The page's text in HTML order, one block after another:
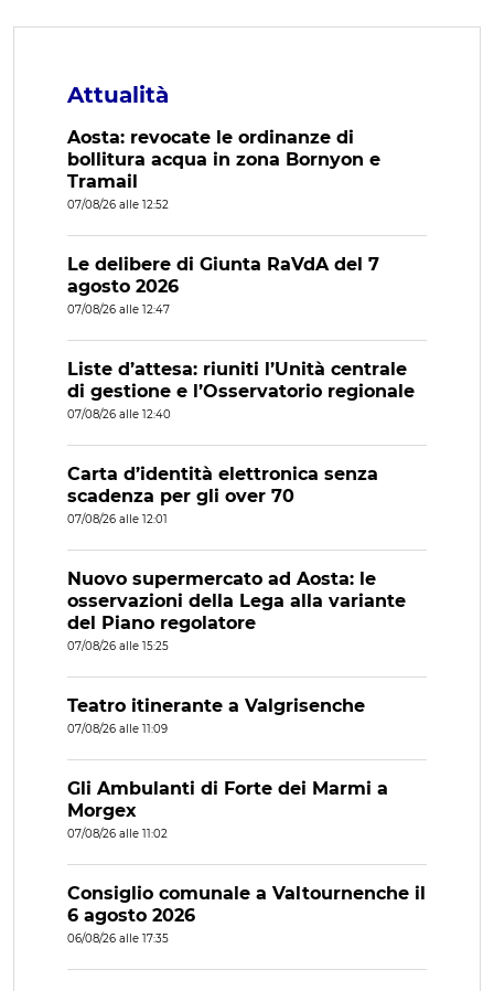
Attualità
Aosta: revocate le ordinanze di
bollitura acqua in zona Bornyon e
Tramail
07/08/26 alle 12:52
Le delibere di Giunta RaVdA del 7
agosto 2026
07/08/26 alle 12:47
Liste d’attesa: riuniti l’Unità centrale
di gestione e l’Osservatorio regionale
07/08/26 alle 12:40
Carta d’identità elettronica senza
scadenza per gli over 70
07/08/26 alle 12:01
Nuovo supermercato ad Aosta: le
osservazioni della Lega alla variante
del Piano regolatore
07/08/26 alle 15:25
Teatro itinerante a Valgrisenche
07/08/26 alle 11:09
Gli Ambulanti di Forte dei Marmi a
Morgex
07/08/26 alle 11:02
Consiglio comunale a Valtournenche il
6 agosto 2026
06/08/26 alle 17:35